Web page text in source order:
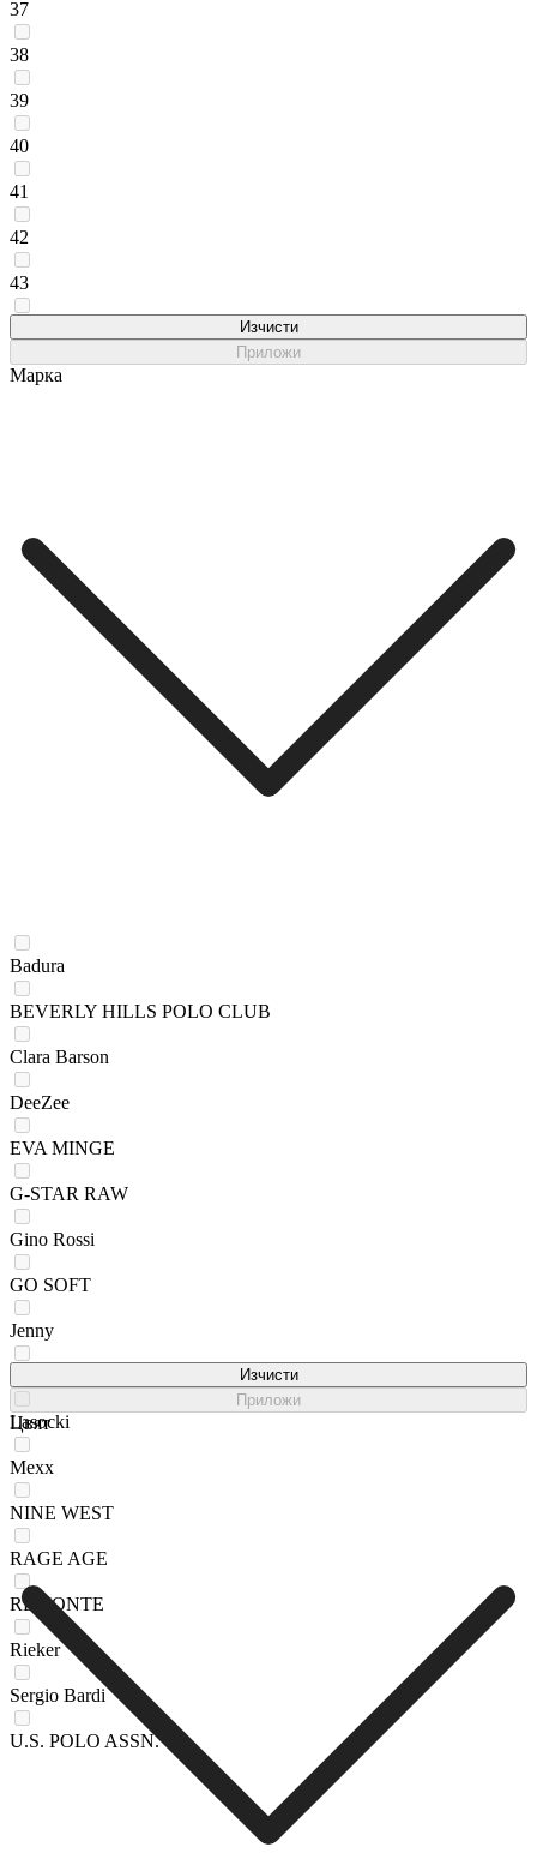
37
38
39
40
41
42
43
Изчисти
Приложи
Марка
Badura
BEVERLY HILLS POLO CLUB
Clara Barson
DeeZee
EVA MINGE
G-STAR RAW
Gino Rossi
GO SOFT
Jenny
Lasocki
Mexx
NINE WEST
RAGE AGE
REMONTE
Rieker
Sergio Bardi
U.S. POLO ASSN.
Изчисти
Приложи
Цвят